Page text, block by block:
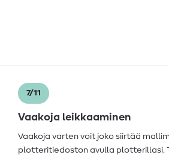
7/11
Vaakoja leikkaaminen
Vaakoja varten voit joko siirtää
plotteritiedoston avulla plotterillasi.